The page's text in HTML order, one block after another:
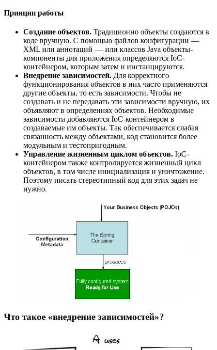
Принцип работы
Создание объектов. Традиционно объекты создаются в
коде вручную. С помощью файлов конфигурации —
XML или аннотаций — или классов Java объекты-
компоненты для приложения определяются IoC-
контейнером, которым затем и инстанцируются.
Внедрение зависимостей. Для корректного
функционирования объектов в них часто применяются
другие объекты, то есть зависимости. Чтобы не
создавать и не передавать эти зависимости вручную, их
объявляют в определениях объектов. Необходимые
зависимости добавляются IoC-контейнером в
создаваемые им объекты. Так обеспечивается слабая
связанность между объектами, код становится более
модульным и тестопригодным.
Управление жизненным циклом объектов. IoC-
контейнером также контролируется жизненный цикл
объектов, в том числе инициализация и уничтожение.
Поэтому писать стереотипный код для этих задач не
нужно.
Что такое «внедрение зависимостей»?